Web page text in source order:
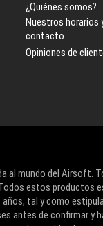
¿Quiénes somos?
Nuestros horarios
contacto
Opiniones de
al mundo del
estos productos
tal y como
antes de confirmar y